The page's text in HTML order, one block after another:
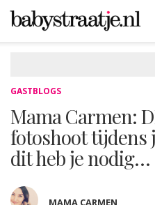
GASTBLOGS
Mama Carmen:
fotoshoot tijdens
dit heb je nodig…
MAMA CARMEN